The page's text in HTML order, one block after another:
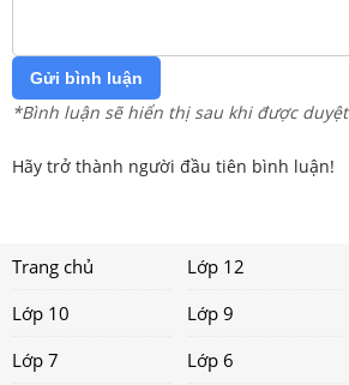
Gửi bình luận
*Bình luận sẽ hiển thị sau khi được duyệt
Hãy trở thành người đầu tiên bình luận!
Trang chủ Lớp 12
Lớp 10
Lớp 9
Lớp 7
Lớp 6